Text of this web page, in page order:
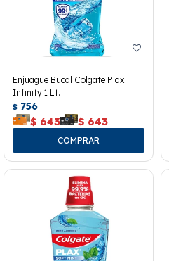
Enjuague Bucal Colgate Plax
Infinity 1 Lt.
$ 756
$ 643 $ 643